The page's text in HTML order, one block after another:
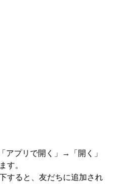
アプリで開く」→「開く」
す。
すると、友だちに追加され